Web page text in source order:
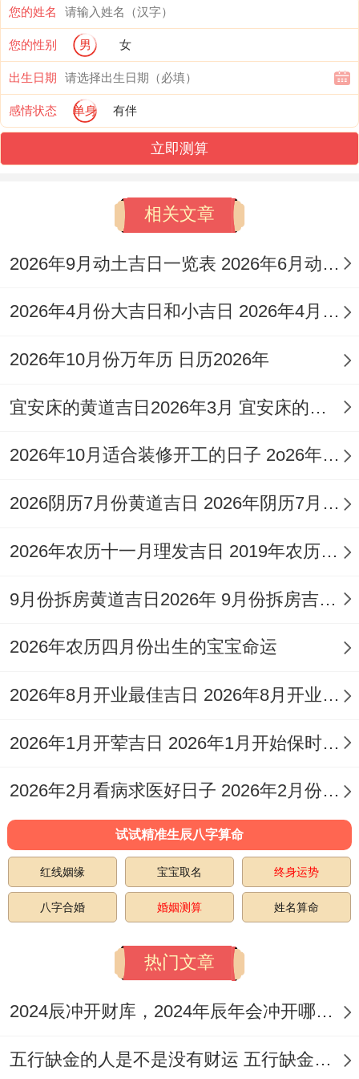
农历
日期
（预
估）
干
支
日
阳历日
期（参
考）
值神
（吉
神）
丙
2026-
05（附
近）
提车、出
行、交易
初二
估）
未
日
2026-
07-
近）
明堂
开业、乔
迁、提车、
张、安葬
初五
估）
日
07-
近）
订婚、签合
同、签约、
行、交易、
初六
（预
辛
日
07-
10（附
迁、签合
同、安灶、
六月
十一
估）
辰
日
2026-
07-
近）
司命
结婚、订
婚、开业、
迁、宴会
六月
十三
（预
戊
午
2026-
07-
17（附
近）
青龙
订婚、迁
坟、纳采、
纳畜、安
破土
六月
十四
未
2026-
07-
明堂
订婚、理
出行、搬
您的姓名
您的性别 男 女
出生日期
感情状态 单身 有伴
立即测算
相关文章
2026年9月动土吉日一览表 2026年6月动土吉日查询
2026年4月份大吉日和小吉日 2026年4月16日农历
2026年10月份万年历 日历2026年
宜安床的黄道吉日2026年3月 宜安床的吉日2026年6月
2026年10月适合装修开工的日子 2o26年10月装修开工吉日
2026阴历7月份黄道吉日 2026年阴历7月26日子好不好
2026年农历十一月理发吉日 2019年农历十一月理发黄道吉日
9月份拆房黄道吉日2026年 9月份拆房吉日吉时
2026年农历四月份出生的宝宝命运
2026年8月开业最佳吉日 2026年8月开业最旺财的日子有哪些
2026年1月开荤吉日 2026年1月开始保时捷卡宴会涨价吗
2026年2月看病求医好日子 2026年2月份求医日
试试精准生辰八字算命
红线姻缘 宝宝取名 终身运势
八字合婚 婚姻测算 姓名算命
热门文章
2024辰冲开财库，2024年辰年会冲开哪些人的财库
五行缺金的人是不是没有财运 五行缺金的人命运好不好